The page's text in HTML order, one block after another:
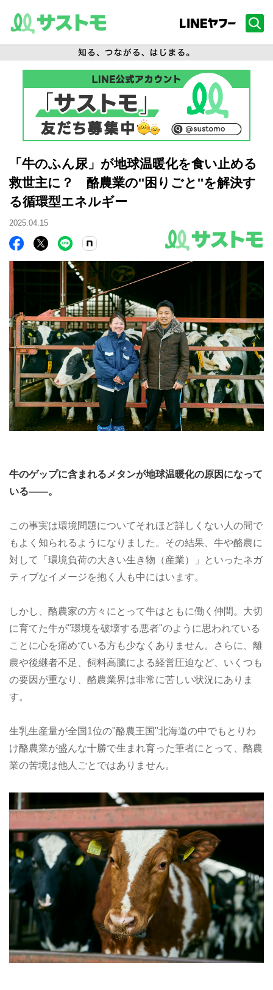
「牛のふん尿」が地球温暖化を食い止める
救世主に？ 酪農業の''困りごと''を解決す
る循環型エネルギー
2025.04.15
牛のゲップに含まれるメタンが地球温暖化の原因になって
いる――。
この事実は環境問題についてそれほど詳しくない人の間で
もよく知られるようになりました。その結果、牛や酪農に
対して「環境負荷の大きい生き物（産業）」といったネガ
ティブなイメージを抱く人も中にはいます。
しかし、酪農家の方々にとって牛はともに働く仲間。大切
に育てた牛が"環境を破壊する悪者"のように思われている
ことに心を痛めている方も少なくありません。さらに、離
農や後継者不足、飼料高騰による経営圧迫など、いくつも
の要因が重なり、酪農業界は非常に苦しい状況にありま
す。
生乳生産量が全国1位の"酪農王国"北海道の中でもとりわ
け酪農業が盛んな十勝で生まれ育った筆者にとって、酪農
業の苦境は他人ごとではありません。